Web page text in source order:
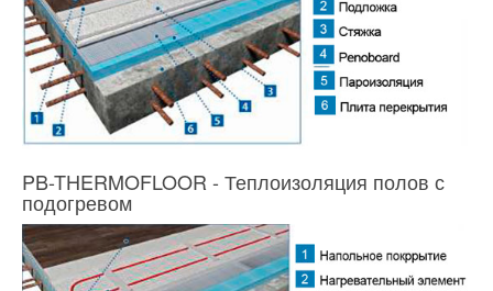
PB-THERMOFLOOR - Теплоизоляция полов с
подогревом